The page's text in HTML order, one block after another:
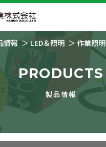
情報 LED＆照明 作業照明
PRODUCTS
製品情報